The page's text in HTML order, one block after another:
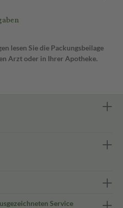
lesen Sie die Packungsbeilage
Arzt oder in Ihrer Apotheke.
Service